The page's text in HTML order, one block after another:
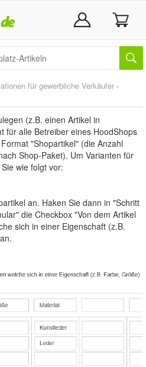
für gewerbliche Verkäufer ›
(z.B. einen Artikel in
für alle Betreiber eines HoodShops
"Shopartikel" (die Anzahl
Shop-Paket). Um Varianten für
wie folgt vor:
an. Haken Sie dann in "Schritt
die Checkbox "Von dem Artikel
sich in einer Eigenschaft (z.B.